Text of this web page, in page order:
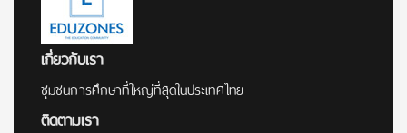
เกี่ยวกับเรา
ชุมชนการศึกษาที่ใหญ่ที่สุดในประเทศไทย
ติดตามเรา